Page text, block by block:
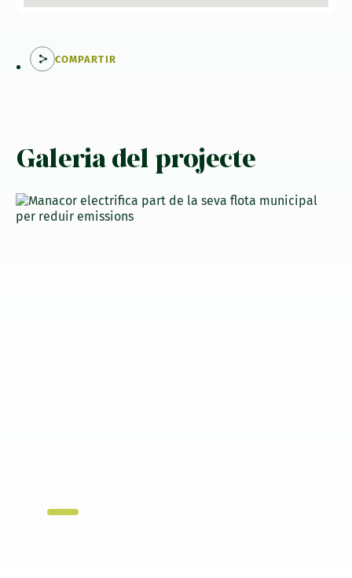
COMPARTIR
Galeria del projecte